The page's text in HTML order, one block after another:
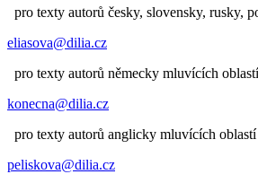
pro texty autorů česky, slovensky, rusky,
eliasova@dilia.cz
pro texty autorů německy mluvících
konecna@dilia.cz
pro texty autorů anglicky mluvících oblastí
peliskova@dilia.cz